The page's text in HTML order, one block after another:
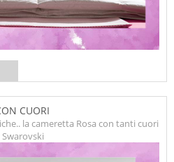
CUORI
la cameretta Rosa con tanti cuori